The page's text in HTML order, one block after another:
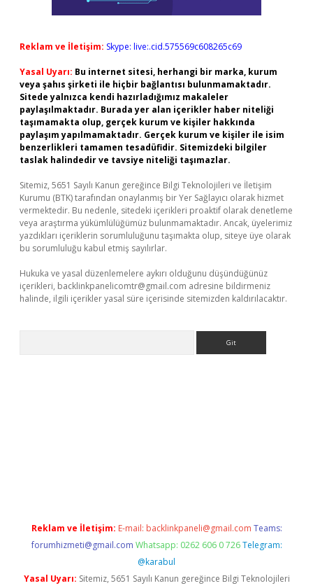
Reklam ve İletişim: Skype: live:.cid.575569c608265c69
Yasal Uyarı: Bu internet sitesi, herhangi bir marka, kurum
veya şahıs şirketi ile hiçbir bağlantısı bulunmamaktadır.
Sitede yalnızca kendi hazırladığımız makaleler
paylaşılmaktadır. Burada yer alan içerikler haber niteliği
taşımamakta olup, gerçek kurum ve kişiler hakkında
paylaşım yapılmamaktadır. Gerçek kurum ve kişiler ile isim
benzerlikleri tamamen tesadüfidir. Sitemizdeki bilgiler
taslak halindedir ve tavsiye niteliği taşımazlar.
Sitemiz, 5651 Sayılı Kanun gereğince Bilgi Teknolojileri ve İletişim
Kurumu (BTK) tarafından onaylanmış bir Yer Sağlayıcı olarak hizmet
vermektedir. Bu nedenle, sitedeki içerikleri proaktif olarak denetleme
veya araştırma yükümlülüğümüz bulunmamaktadır. Ancak, üyelerimiz
yazdıkları içeriklerin sorumluluğunu taşımakta olup, siteye üye olarak
bu sorumluluğu kabul etmiş sayılırlar.
Hukuka ve yasal düzenlemelere aykırı olduğunu düşündüğünüz
içerikleri, backlinkpanelicomtr@gmail.com adresine bildirmeniz
halinde, ilgili içerikler yasal süre içerisinde sitemizden kaldırılacaktır.
Reklam ve İletişim: E-mail: backlinkpaneli@gmail.com Teams:
forumhizmeti@gmail.com Whatsapp: 0262 606 0 726 Telegram:
@karabul
Yasal Uyarı: Sitemiz, 5651 Sayılı Kanun gereğince Bilgi Teknolojileri